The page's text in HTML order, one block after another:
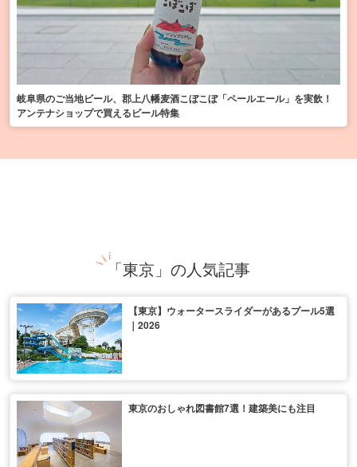
岐阜県のご当地ビール、郡上八幡麦酒こぼこぼ「ペールエール」を実飲！
アンテナショップで買えるビール特集
「東京」の人気記事
【東京】ウォータースライダーがあるプール5選
｜2026
東京のおしゃれ図書館7選！建築美にも注目